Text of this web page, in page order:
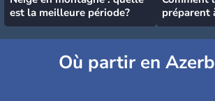
est la meilleure période?
préparent
Où partir en